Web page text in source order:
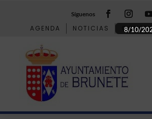
Síguenos
AGENDA NOTICIAS 8/10/